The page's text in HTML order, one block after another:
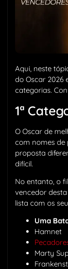
Aqui, neste
do Oscar 2026
categorias.
1ª
O Oscar de
com nomes de
proposta
difícil.
No entanto, o
vencedor
lista com os
Uma
Hamnet
Marty